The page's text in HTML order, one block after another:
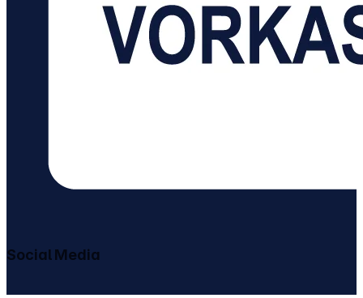
Social Media